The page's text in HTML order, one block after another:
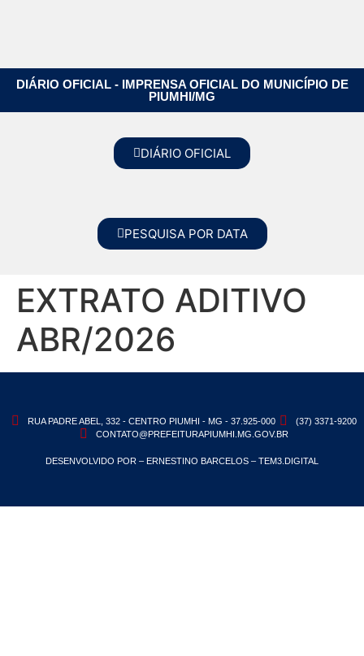
DIÁRIO OFICIAL - IMPRENSA OFICIAL DO MUNICÍPIO DE
PIUMHI/MG
DIÁRIO OFICIAL
PESQUISA POR DATA
EXTRATO ADITIVO
ABR/2026
RUA PADRE ABEL, 332 - CENTRO PIUMHI - MG - 37.925-000
(37) 3371-9200
CONTATO@PREFEITURAPIUMHI.MG.GOV.BR
DESENVOLVIDO POR – ERNESTINO BARCELOS – TEM3.DIGITAL